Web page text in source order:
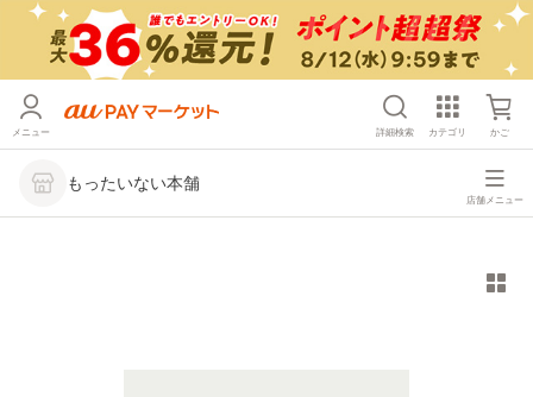
メニュー 詳細検索 カテゴリ かご
もったいない本舗
店舗メニュー